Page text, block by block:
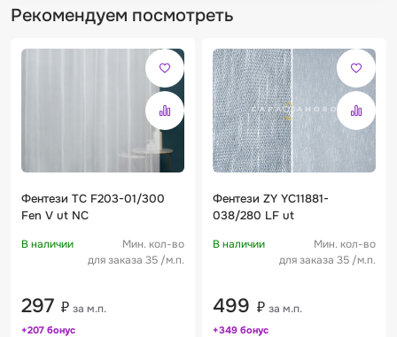
Рекомендуем посмотреть
Фентези TC F203-01/300
Fen V ut NC
В наличии
Мин. кол-во
для заказа 35 /м.п.
297 ₽ за м.п.
+207 бонус
Фентези ZY YC11881-
038/280 LF ut
В наличии
Мин. кол-во
для заказа 35 /м.п.
499 ₽ за м.п.
+349 бонус